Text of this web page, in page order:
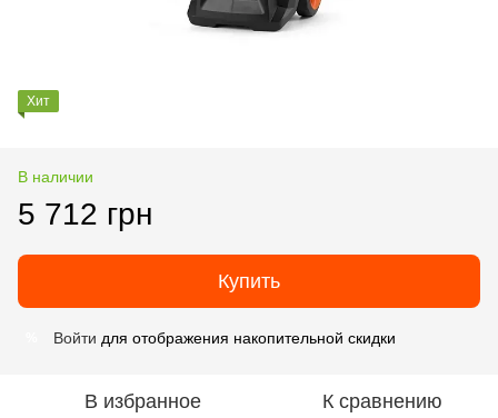
Хит
В наличии
5 712 грн
Купить
Войти для отображения накопительной скидки
В избранное К сравнению